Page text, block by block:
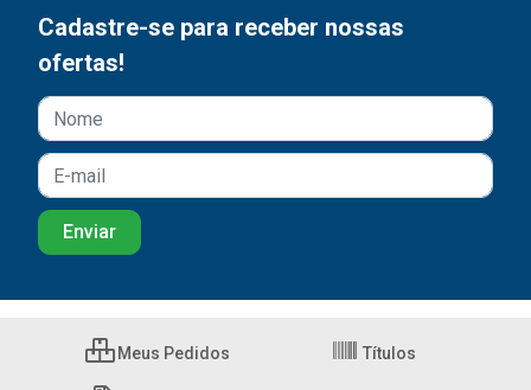
Cadastre-se para receber nossas
ofertas!
Meus Pedidos Títulos